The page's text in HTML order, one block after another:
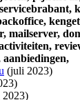
mailserver,
aanbiedingen,
(juli 2023)